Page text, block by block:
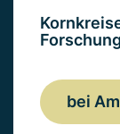
Forschung
bei